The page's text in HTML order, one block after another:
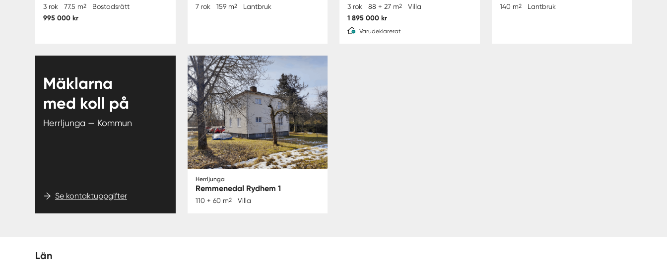
3 rok 77.5 m2 Bostadsrätt
995 000 kr
7 rok 159 m2 Lantbruk 3 rok 88 + 27 m2 Villa
1 895 000 kr
Varudeklarerat
140 m2 Lantbruk
Mäklarna
med koll på
Herrljunga — Kommun
Se kontaktuppgifter
Herrljunga
Remmenedal Rydhem 1
110 + 60 m2 Villa
Län